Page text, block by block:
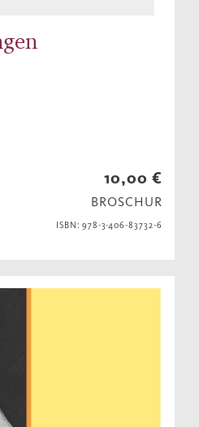
10,00 €
BROSCHUR
ISBN: 978-3-406-83732-6